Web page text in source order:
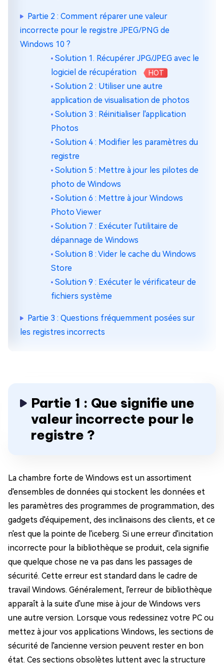
Partie 2 : Comment réparer une valeur
incorrecte pour le registre JPEG/PNG de
Windows 10 ?
Solution 1. Récupérer JPG/JPEG avec le
logiciel de récupération
HOT
Solution 2 : Utiliser une autre
application de visualisation de photos
Solution 3 : Réinitialiser l'application
Photos
Solution 4 : Modifier les paramètres du
registre
Solution 5 : Mettre à jour les pilotes de
photo de Windows
Solution 6 : Mettre à jour Windows
Photo Viewer
Solution 7 : Exécuter l'utilitaire de
dépannage de Windows
Solution 8 : Vider le cache du Windows
Store
Solution 9 : Exécuter le vérificateur de
fichiers système
Partie 3 : Questions fréquemment posées sur
les registres incorrects
Partie 1 : Que signifie une
valeur incorrecte pour le
registre ?
La chambre forte de Windows est un assortiment
d'ensembles de données qui stockent les données et
les paramètres des programmes de programmation, des
gadgets d'équipement, des inclinaisons des clients, et ce
n'est que la pointe de l'iceberg. Si une erreur d'incitation
incorrecte pour la bibliothèque se produit, cela signifie
que quelque chose ne va pas dans les passages de
sécurité. Cette erreur est standard dans le cadre de
travail Windows. Généralement, l'erreur de bibliothèque
apparaît à la suite d'une mise à jour de Windows vers
une autre version. Lorsque vous redessinez votre PC ou
mettez à jour vos applications Windows, les sections de
sécurité de l'ancienne version peuvent rester en bon
état. Ces sections obsolètes luttent avec la structure